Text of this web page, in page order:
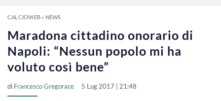
CALCIOWEB» NEWS
Maradona cittadino onorario di
Napoli: “Nessun popolo mi ha
voluto così bene”
di Francesco Gregorace 5 Lug 2017 | 21:48